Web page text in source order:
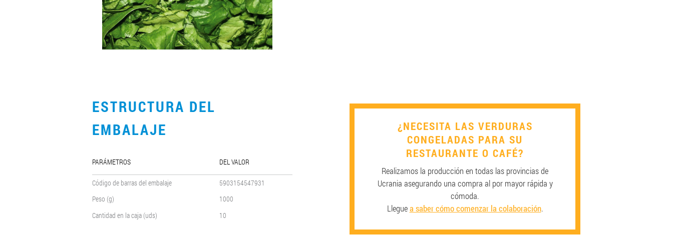
ESTRUCTURA DEL
EMBALAJE
PARÁMETROS DEL VALOR
Código de barras del embalaje
5903154547931
Peso (g)
1000
Cantidad en la caja (uds)
10
¿NECESITA LAS VERDURAS
CONGELADAS PARA SU
RESTAURANTE O CAFÉ?
Realizamos la producción en todas las provincias de
Ucrania asegurando una compra al por mayor rápida y
cómoda.
Lleguea saber cómo comenzar la colaboración.